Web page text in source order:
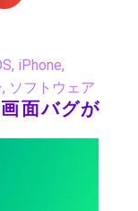
, iPhone,
, ソフトウェア
面バグが